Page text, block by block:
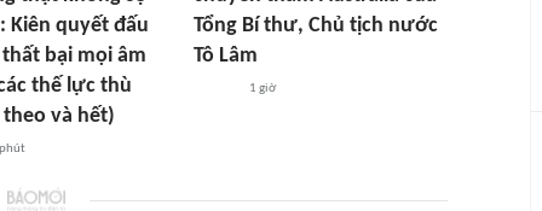
Kiên quyết đấu
bại mọi âm
thế lực thù
và hết)
Tổng Bí thư, Chủ tịch nước
Tô Lâm
1 giờ